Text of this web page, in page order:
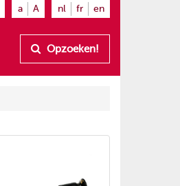
nl fr en
a A
Opzoeken!